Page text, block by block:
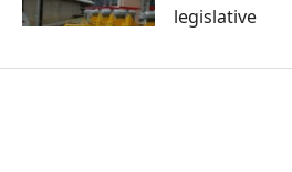
legislative